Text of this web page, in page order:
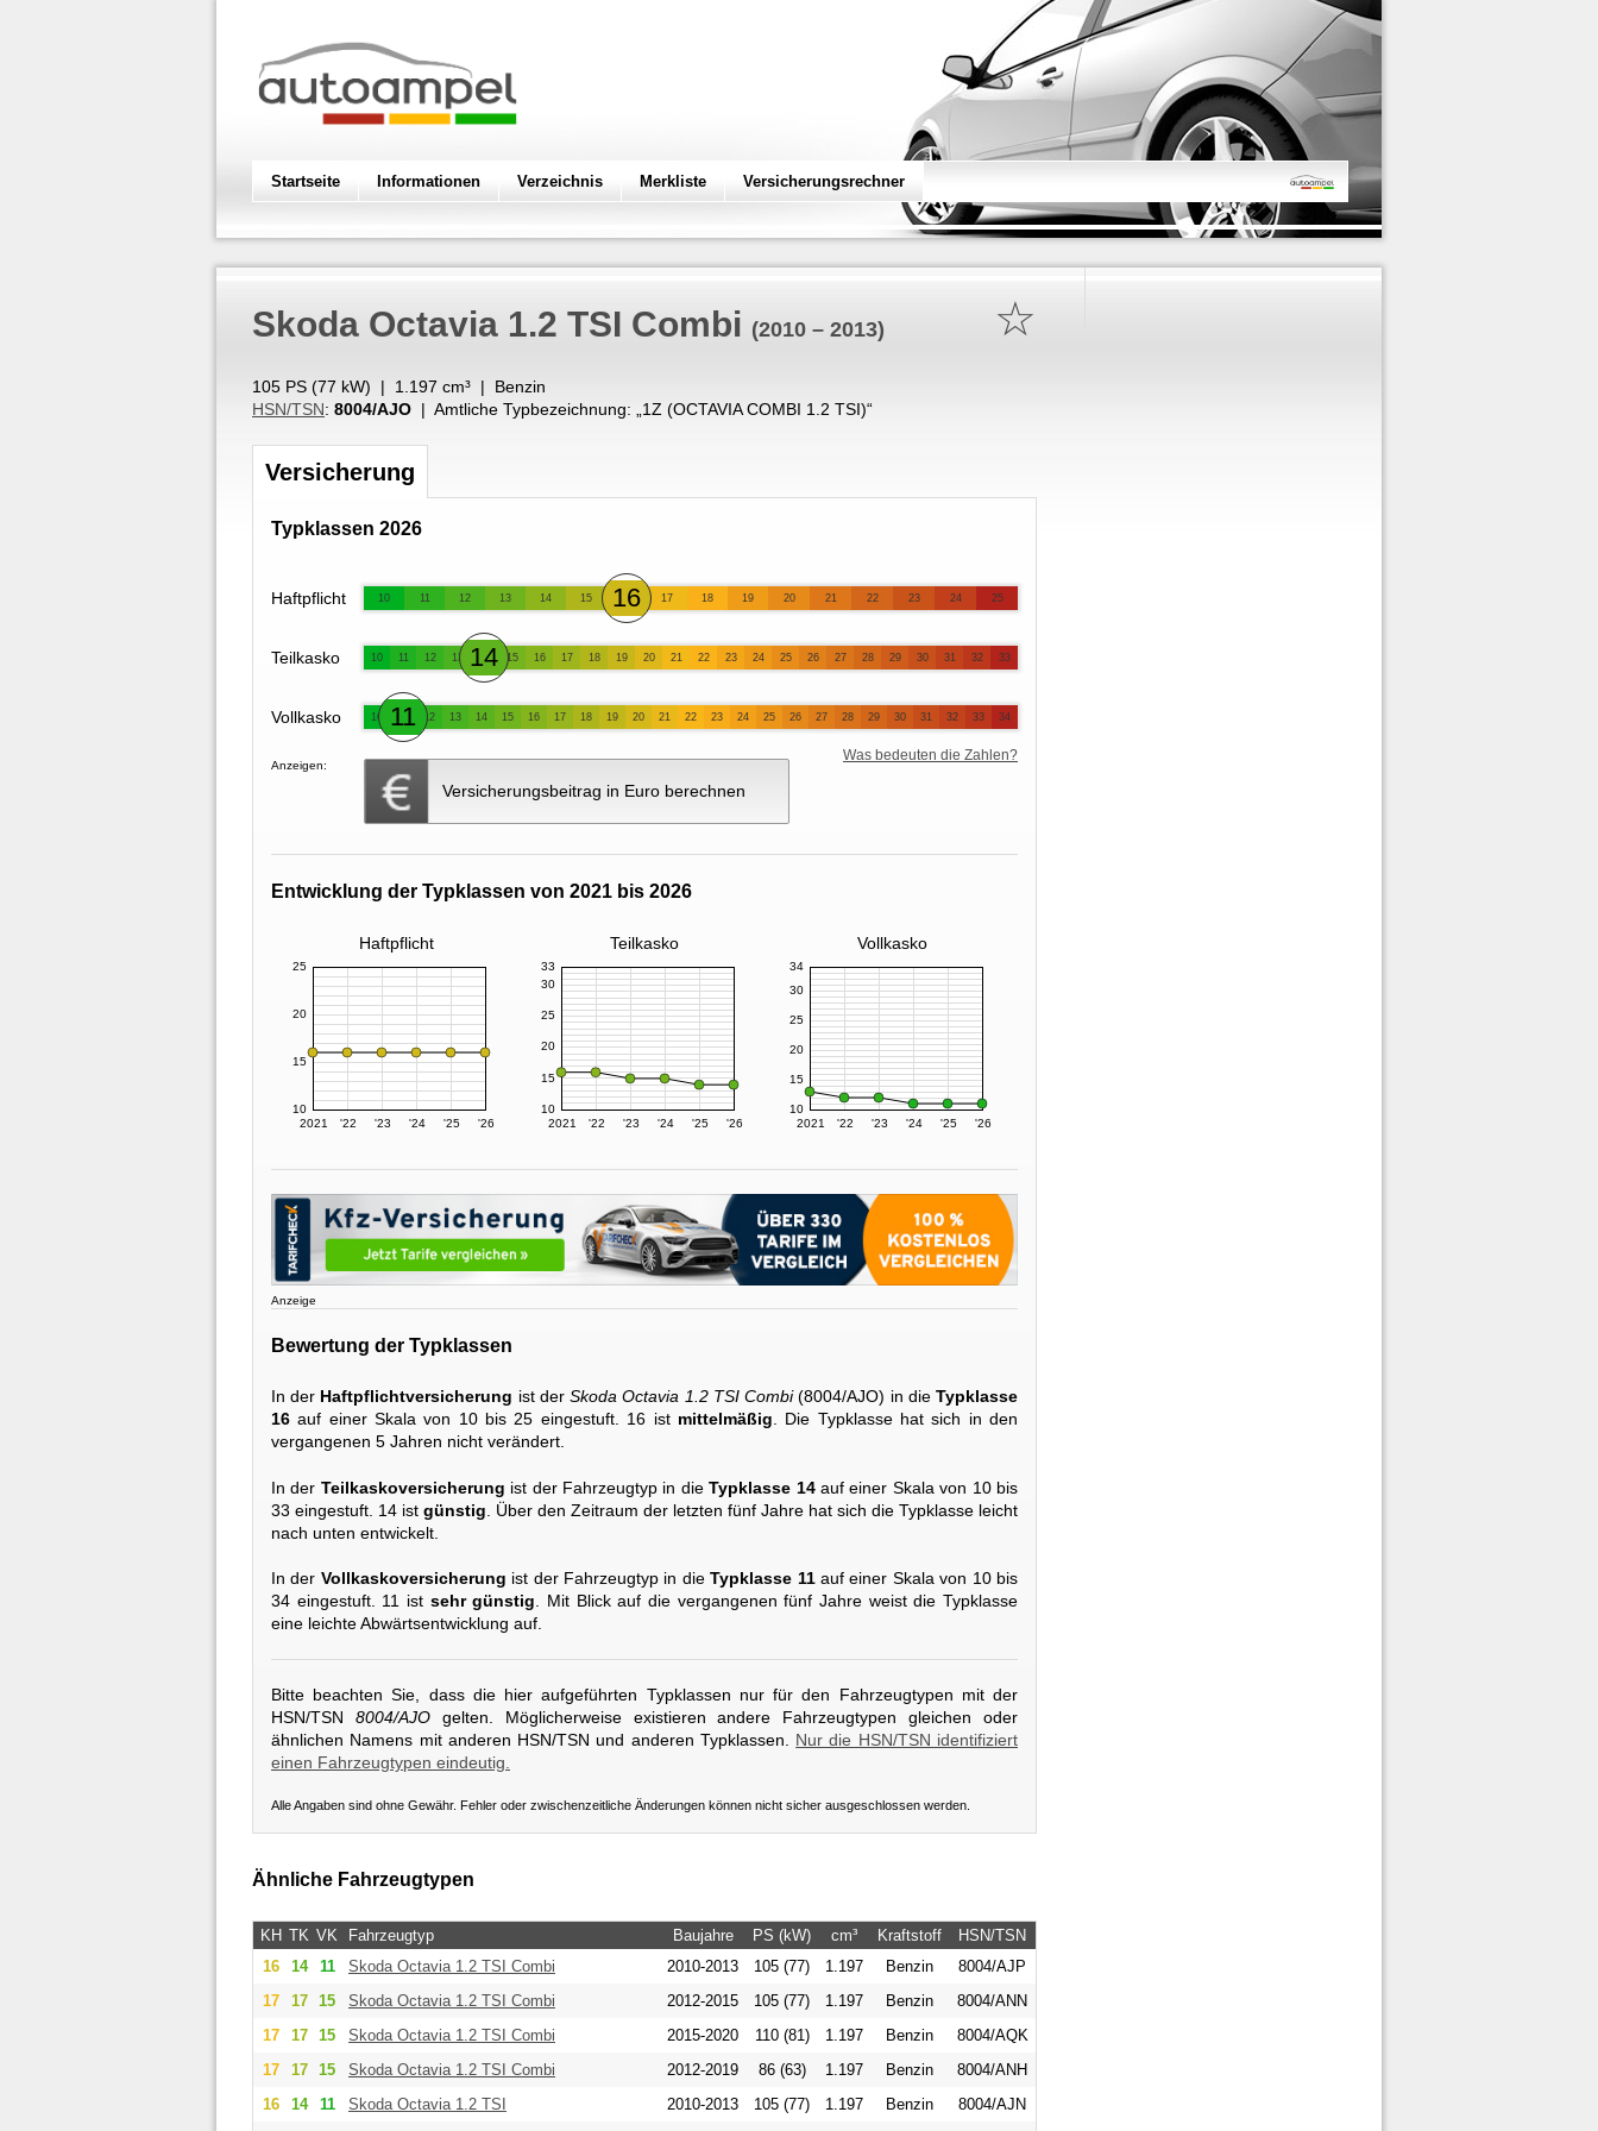
Startseite Informationen Verzeichnis Merkliste Versicherungsrechner
☆
Skoda Octavia 1.2 TSI Combi (2010 – 2013)
105 PS (77 kW) | 1.197 cm³ | Benzin
HSN/TSN: 8004/AJO | Amtliche Typbezeichnung: „ 1Z (OCTAVIA COMBI 1.2 TSI)“
Versicherung
Typklassen 2026
Haftpflicht 10 11 12 13 14 15 16 17 18 19 20 21 22 23 24 25
Teilkasko 10 11 12 13 14 15 16 17 18 19 20 21 22 23 24 25 26 27 28 29 30 31 32 33
Vollkasko 10 11 12 13 14 15 16 17 18 19 20 21 22 23 24 25 26 27 28 29 30 31 32 33 34
Anzeigen:
Versicherungsbeitrag in Euro berechnen
Was bedeuten die Zahlen?
Entwicklung der Typklassen von 2021 bis 2026
Haftpflicht Teilkasko Vollkasko
2021 '22 '23 '24 '25 '26
10
15
20
25
2021 '22 '23 '24 '25 '26
10
15
20
25
30
33
2021 '22 '23 '24 '25 '26
10
15
20
25
30
34
Anzeige
Bewertung der Typklassen
In der Haftpflichtversicherung ist derSkoda Octavia 1.2 TSI Combi(8004/AJO) in dieTypklasse
16 auf einer Skala von 10 bis 25 eingestuft. 16 ist mittelmäßig . Die Typklasse hat sich in den
vergangenen 5 Jahren nicht verändert.
In der Teilkaskoversicherung ist der Fahrzeugtyp in dieTypklasse 14auf einer Skala von 10 bis
33 eingestuft. 14 ist günstig . Über den Zeitraum der letzten fünf Jahre hat sich die Typklasse leicht
nach unten entwickelt.
In der Vollkaskoversicherung ist der Fahrzeugtyp in dieTypklasse 11auf einer Skala von 10 bis
34 eingestuft. 11 ist sehr günstig. Mit Blick auf die vergangenen fünf Jahre weist die Typklasse
eine leichte Abwärtsentwicklung auf.
Bitte beachten Sie, dass die hier aufgeführten Typklassen nur für den Fahrzeugtypen mit der
HSN/TSN 8004/AJOgelten. Möglicherweise existieren andere Fahrzeugtypen gleichen oder
ähnlichen Namens mit anderen HSN/TSN und anderen Typklassen. Nur die HSN/TSN identifiziert
einen Fahrzeugtypen eindeutig.
Alle Angaben sind ohne Gewähr. Fehler oder zwischenzeitliche Änderungen können nicht sicher ausgeschlossen werden.
Ähnliche Fahrzeugtypen
KH TK VK Fahrzeugtyp Baujahre PS (kW) cm³ Kraftstoff
HSN/TSN
16
14 11 Skoda Octavia 1.2 TSI Combi 2010-2013 105 (77) 1.197 Benzin
8004/AJP
17
17 15 Skoda Octavia 1.2 TSI Combi 2012-2015 105 (77) 1.197 Benzin
8004/ANN
17
17 15 Skoda Octavia 1.2 TSI Combi 2015-2020 110 (81) 1.197 Benzin
8004/AQK
17
17 15 Skoda Octavia 1.2 TSI Combi 2012-2019 86 (63) 1.197 Benzin
8004/ANH
16
14 11 Skoda Octavia 1.2 TSI 2010-2013 105 (77) 1.197 Benzin
8004/AJN